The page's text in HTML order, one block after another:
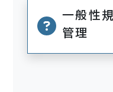
一般性
管理